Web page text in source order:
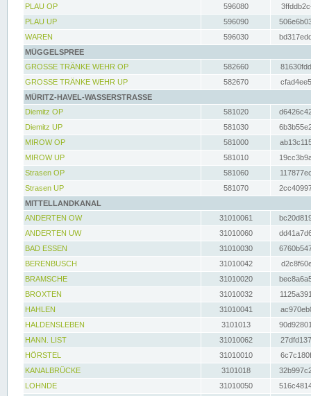
PLAU OP
596080
PLAU UP
596090
WAREN
596030
MÜGGELSPREE
GROSSE TRÄNKE WEHR OP
582660
GROSSE TRÄNKE WEHR UP
582670
MÜRITZ-HAVEL-WASSERSTRASSE
Diemitz OP
581020
Diemitz UP
581030
MIROW OP
581000
MIROW UP
581010
Strasen OP
581060
Strasen UP
581070
MITTELLANDKANAL
ANDERTEN OW
31010061
ANDERTEN UW
31010060
BAD ESSEN
31010030
BERENBUSCH
31010042
BRAMSCHE
31010020
BROXTEN
31010032
HAHLEN
31010041
HALDENSLEBEN
3101013
HANN. LIST
31010062
HÖRSTEL
31010010
KANALBRÜCKE
3101018
LOHNDE
31010050